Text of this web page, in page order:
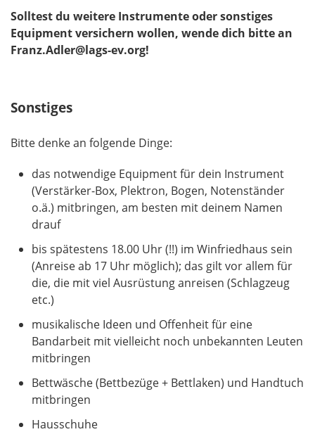
Solltest du weitere Instrumente oder sonstiges
Equipment versichern wollen, wende dich bitte an
Franz.Adler@lags-ev.org!
Sonstiges
Bitte denke an folgende Dinge:
das notwendige Equipment für dein Instrument
(Verstärker-Box, Plektron, Bogen, Notenständer
o.ä.) mitbringen, am besten mit deinem Namen
drauf
bis spätestens 18.00 Uhr (!!) im Winfriedhaus sein
(Anreise ab 17 Uhr möglich); das gilt vor allem für
die, die mit viel Ausrüstung anreisen (Schlagzeug
etc.)
musikalische Ideen und Offenheit für eine
Bandarbeit mit vielleicht noch unbekannten Leuten
mitbringen
Bettwäsche (Bettbezüge + Bettlaken) und Handtuch
mitbringen
Hausschuhe